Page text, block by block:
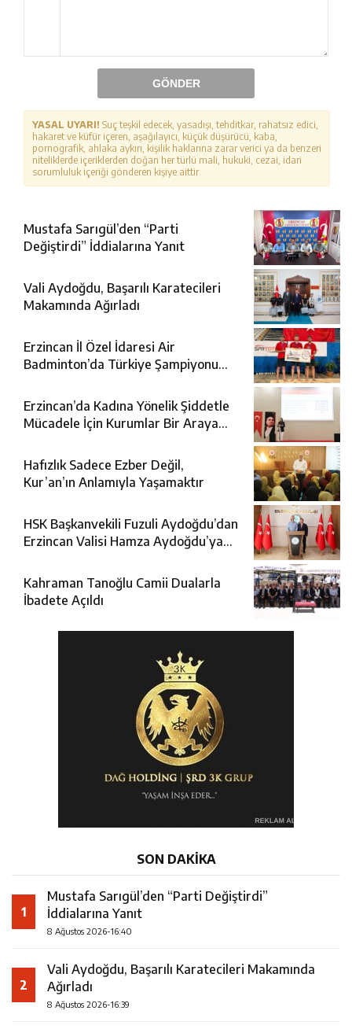
GÖNDER
YASAL UYARI! Suç teşkil edecek, yasadışı, tehditkar, rahatsız edici,
hakaret ve küfür içeren, aşağılayıcı, küçük düşürücü, kaba,
pornografik, ahlaka aykırı, kişilik haklarına zarar verici ya da benzeri
niteliklerde içeriklerden doğan her türlü mali, hukuki, cezai, idari
sorumluluk içeriği gönderen kişiye aittir.
Mustafa Sarıgül’den “Parti
Değiştirdi” İddialarına Yanıt
Vali Aydoğdu, Başarılı Karatecileri
Makamında Ağırladı
Erzincan İl Özel İdaresi Air
Badminton’da Türkiye Şampiyonu
Erzincan’da Kadına Yönelik Şiddetle
Mücadele İçin Kurumlar Bir Araya
Hafızlık Sadece Ezber Değil,
Kur’an’ın Anlamıyla Yaşamaktır
HSK Başkanvekili Fuzuli Aydoğdu’dan
Erzincan Valisi Hamza Aydoğdu’ya
Kahraman Tanoğlu Camii Dualarla
İbadete Açıldı
SON DAKİKA
1
Mustafa Sarıgül’den “Parti Değiştirdi”
İddialarına Yanıt
8 Ağustos 2026-16:40
2
Vali Aydoğdu, Başarılı Karatecileri Makamında
Ağırladı
8 Ağustos 2026-16:39